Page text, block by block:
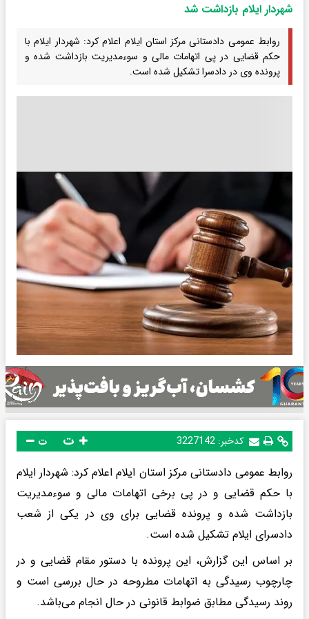
شهردار ایلام بازداشت شد
روابط عمومی دادستانی مرکز استان ایلام اعلام کرد: شهردار ایلام با
حکم قضایی در پی اتهامات مالی و سوءمدیریت بازداشت شده و
پرونده وی در دادسرا تشکیل شده است.
کدخبر: 3227142 ت
روابط عمومی دادستانی مرکز استان ایلام اعلام کرد: شهردار ایلام
با حکم قضایی و در پی برخی اتهامات مالی و سوءمدیریت
بازداشت شده و پرونده قضایی برای وی در یکی از شعب
دادسرای ایلام تشکیل شده است.
بر اساس این گزارش، این پرونده با دستور مقام قضایی و در
چارچوب رسیدگی به اتهامات مطروحه در حال بررسی است و
روند رسیدگی مطابق ضوابط قانونی در حال انجام می‌باشد.